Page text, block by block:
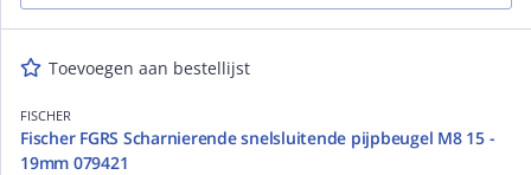
Toevoegen aan bestellijst
FISCHER
Fischer FGRS Scharnierende snelsluitende pijpbeugel M8 15 -
19mm 079421